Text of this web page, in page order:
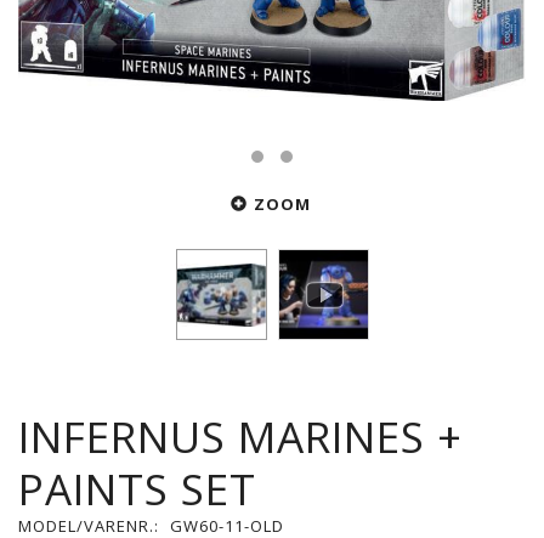
ZOOM
INFERNUS MARINES +
PAINTS SET
MODEL/VARENR.: GW60-11-OLD